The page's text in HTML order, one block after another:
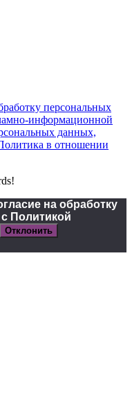
персональных
информационной
данных,
в отношении
на обработку
Политикой
Отклонить